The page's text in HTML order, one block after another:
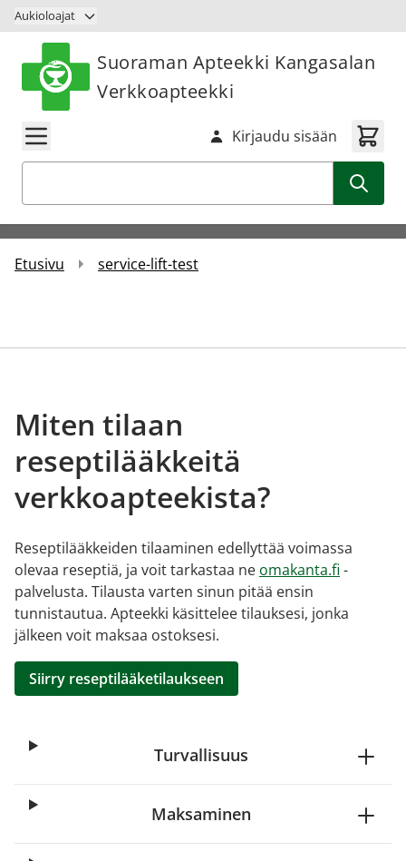
Siirry sisältöön
Aukioloajat
Suoraman Apteekki Kangasalan
Verkkoapteekki
Kirjaudu sisään
Etusivu service-lift-test
Miten tilaan
reseptilääkkeitä
verkkoapteekista?
Reseptilääkkeiden tilaaminen edellyttää voimassa
olevaa reseptiä, ja voit tarkastaa ne omakanta.fi -
palvelusta. Tilausta varten sinun pitää ensin
tunnistautua. Apteekki käsittelee tilauksesi, jonka
jälkeen voit maksaa ostoksesi.
Siirry reseptilääketilaukseen
Turvallisuus
Maksaminen